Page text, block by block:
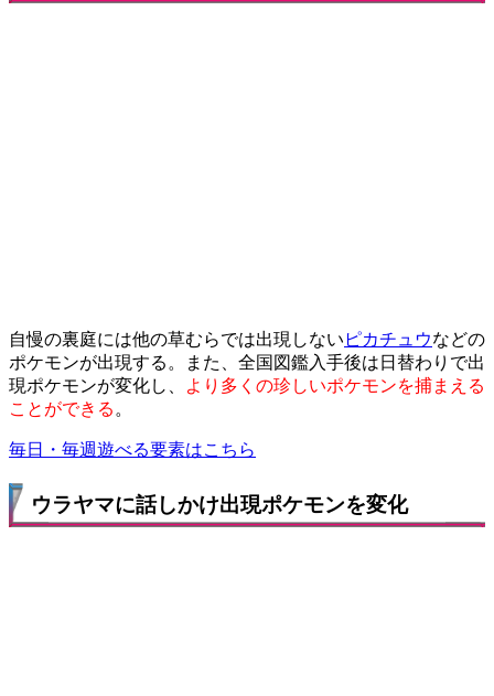
自慢の裏庭には他の草むらでは出現しない ピカチュウなどの
ポケモンが出現する。また、全国図鑑入手後は日替わりで出
現ポケモンが変化し、
より多くの珍しいポケモンを捕まえる
ことができる 。
毎日・毎週遊べる要素はこちら
ウラヤマに話しかけ出現ポケモンを変化